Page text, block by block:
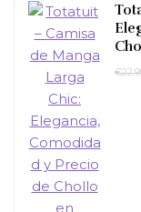
€